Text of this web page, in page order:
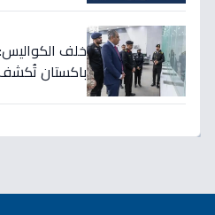
خلف الكواليس:
باكستان